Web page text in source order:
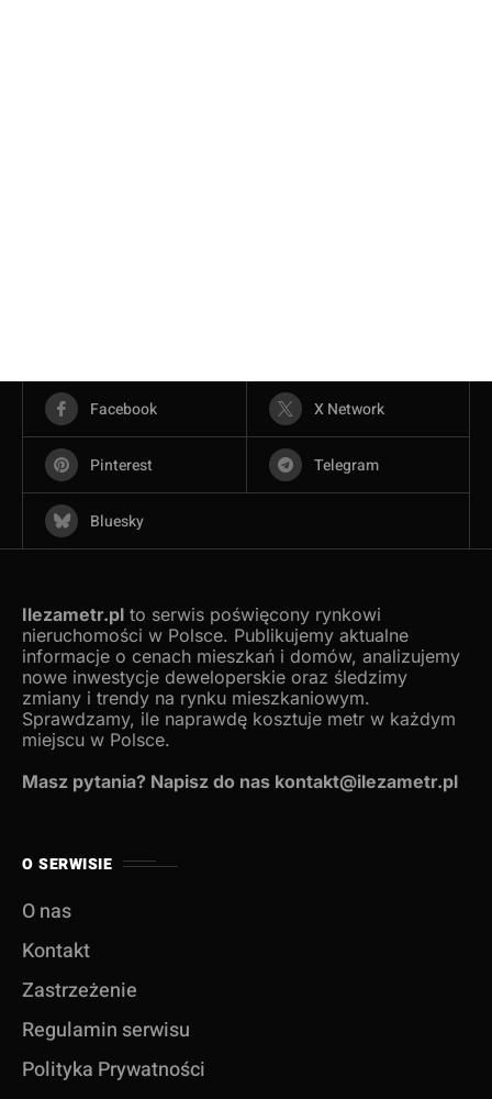
Facebook X Network
Pinterest Telegram
Bluesky
Ilezametr.pl to serwis poświęcony rynkowi
nieruchomości w Polsce. Publikujemy aktualne
informacje o cenach mieszkań i domów, analizujemy
nowe inwestycje deweloperskie oraz śledzimy
zmiany i trendy na rynku mieszkaniowym.
Sprawdzamy, ile naprawdę kosztuje metr w każdym
miejscu w Polsce.
Masz pytania? Napisz do nas kontakt@ilezametr.pl
O SERWISIE
O nas
Kontakt
Zastrzeżenie
Regulamin serwisu
Polityka Prywatności